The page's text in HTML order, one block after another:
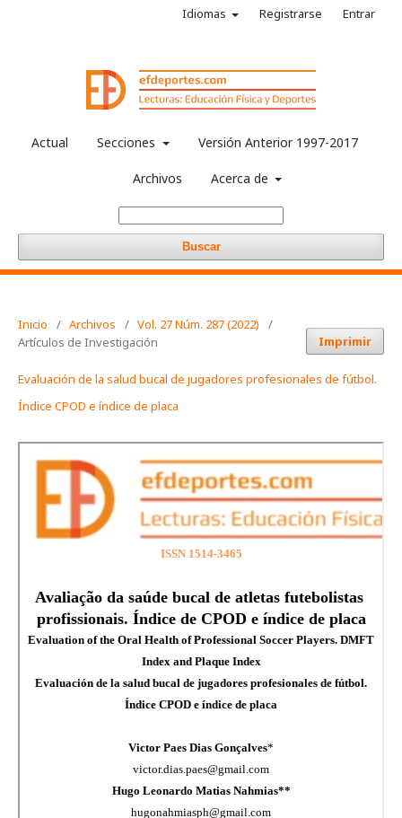
Actual Secciones Versión Anterior 1997-2017
Archivos Acerca de
Buscar
Idiomas Registrarse Entrar
Inicio / Archivos / Vol. 27 Núm. 287 (2022)
/
Artículos de Investigación
Imprimir
Evaluación de la salud bucal de jugadores profesionales de fútbol.
Índice CPOD e índice de placa